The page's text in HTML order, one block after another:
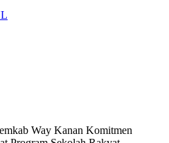
Way Kanan Komitmen